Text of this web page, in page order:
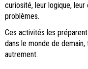
curiosité, leur logique,
problèmes.
Ces activités les
dans le monde de
autrement.